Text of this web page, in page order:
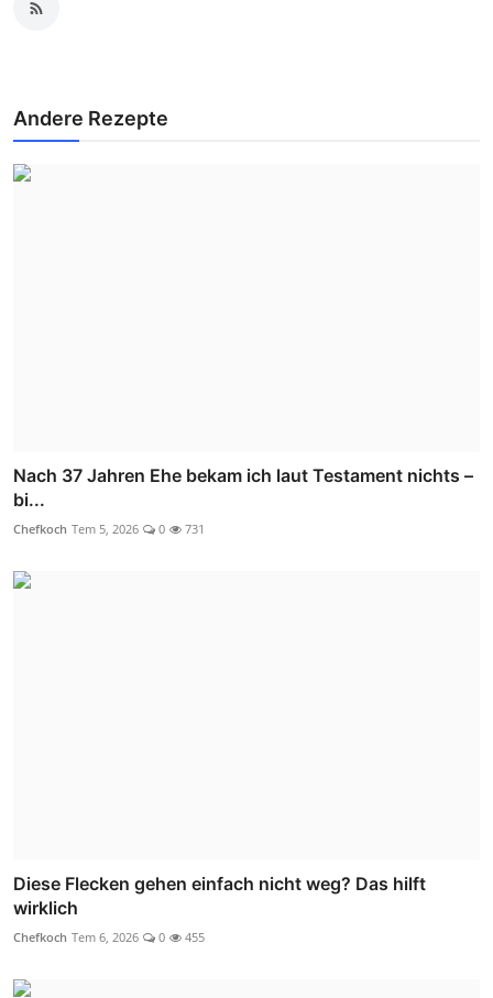
Andere Rezepte
Nach 37 Jahren Ehe bekam ich laut Testament nichts –
bi...
Chefkoch Tem 5, 2026 0 731
Diese Flecken gehen einfach nicht weg? Das hilft
wirklich
Chefkoch Tem 6, 2026 0 455